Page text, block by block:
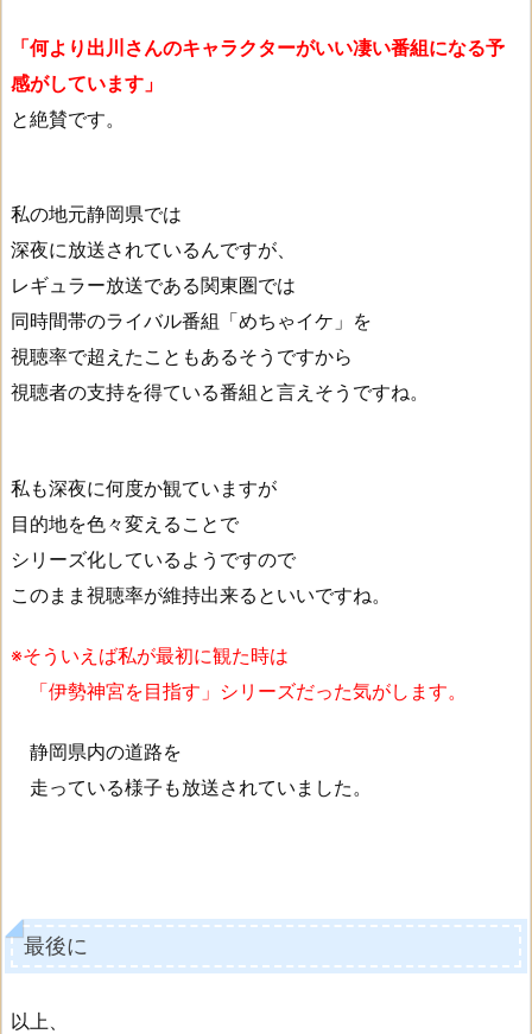
「何より出川さんのキャラクターがいい凄い番組になる予
感がしています」
と絶賛です。
私の地元静岡県では
深夜に放送されているんですが、
レギュラー放送である関東圏では
同時間帯のライバル番組「めちゃイケ」を
視聴率で超えたこともあるそうですから
視聴者の支持を得ている番組と言えそうですね。
私も深夜に何度か観ていますが
目的地を色々変えることで
シリーズ化しているようですので
このまま視聴率が維持出来るといいですね。
※そういえば私が最初に観た時は
「伊勢神宮を目指す」シリーズだった気がします。
静岡県内の道路を
走っている様子も放送されていました。
最後に
以上、